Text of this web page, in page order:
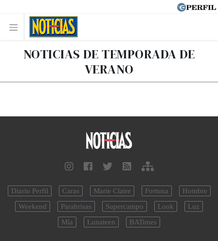
NOTICIAS DE TEMPORADA DE
VERANO
Diario Perfil Caras Marie Claire Fortuna
Hombre
Weekend
Parabrisas Supercampo Look
Luz
Mía
Lunateen BATimes